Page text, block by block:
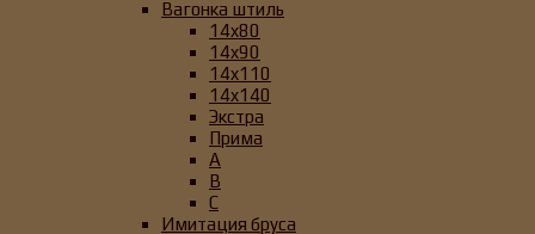
Вагонка штиль
14x80
14x90
14x110
14x140
Экстра
Прима
А
B
C
Имитация бруса